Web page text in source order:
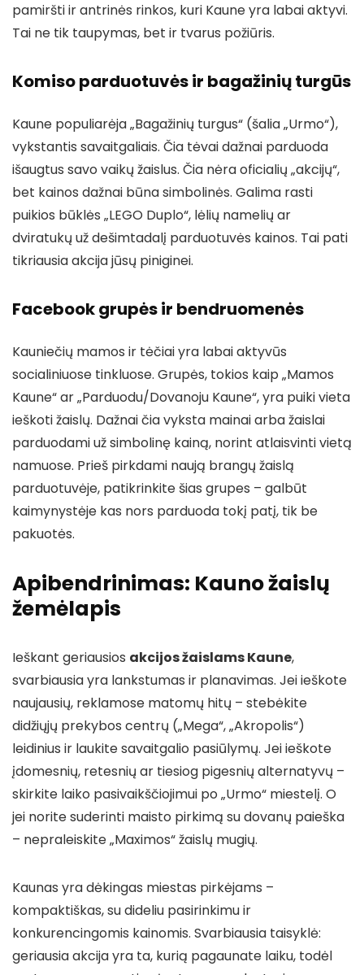
pamiršti ir antrinės rinkos, kuri Kaune yra labai aktyvi.
Tai ne tik taupymas, bet ir tvarus požiūris.
Komiso parduotuvės ir bagažinių turgūs
Kaune populiarėja „Bagažinių turgus“ (šalia „Urmo“),
vykstantis savaitgaliais. Čia tėvai dažnai parduoda
išaugtus savo vaikų žaislus. Čia nėra oficialių „akcijų“,
bet kainos dažnai būna simbolinės. Galima rasti
puikios būklės „LEGO Duplo“, lėlių namelių ar
dviratukų už dešimtadalį parduotuvės kainos. Tai pati
tikriausia akcija jūsų piniginei.
Facebook grupės ir bendruomenės
Kauniečių mamos ir tėčiai yra labai aktyvūs
socialiniuose tinkluose. Grupės, tokios kaip „Mamos
Kaune“ ar „Parduodu/Dovanoju Kaune“, yra puiki vieta
ieškoti žaislų. Dažnai čia vyksta mainai arba žaislai
parduodami už simbolinę kainą, norint atlaisvinti vietą
namuose. Prieš pirkdami naują brangų žaislą
parduotuvėje, patikrinkite šias grupes – galbūt
kaimynystėje kas nors parduoda tokį patį, tik be
pakuotės.
Apibendrinimas: Kauno žaislų
žemėlapis
Ieškant geriausios akcijos žaislams Kaune,
svarbiausia yra lankstumas ir planavimas. Jei ieškote
naujausių, reklamose matomų hitų – stebėkite
didžiųjų prekybos centrų („Mega“, „Akropolis“)
leidinius ir laukite savaitgalio pasiūlymų. Jei ieškote
įdomesnių, retesnių ar tiesiog pigesnių alternatyvų –
skirkite laiko pasivaikščiojimui po „Urmo“ miestelį. O
jei norite suderinti maisto pirkimą su dovanų paieška
– nepraleiskite „Maximos“ žaislų mugių.
Kaunas yra dėkingas miestas pirkėjams –
kompaktiškas, su dideliu pasirinkimu ir
konkurencingomis kainomis. Svarbiausia taisyklė:
geriausia akcija yra ta, kurią pagaunate laiku, todėl